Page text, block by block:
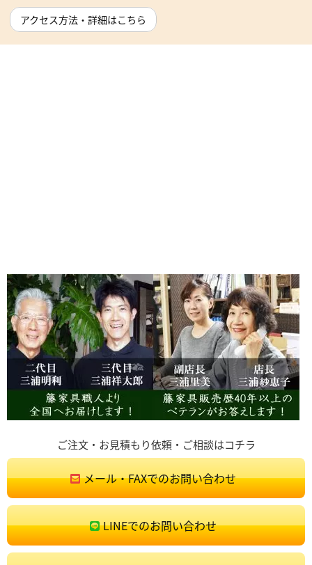
アクセス方法・詳細はこちら
ご注文・お見積もり依頼・ご相談はコチラ
メール・FAXでのお問い合わせ
LINEでのお問い合わせ